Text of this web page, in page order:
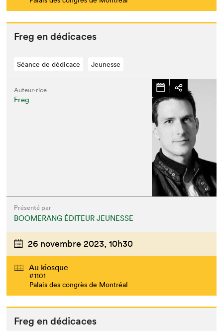
Freg en dédicaces
Séance de dédicace Jeunesse
Auteur·rice
Freg
Présenté par
BOOMERANG ÉDITEUR JEUNESSE
26 novembre 2023, 10h30
Au kiosque
#1101
Palais des congrès de Montréal
Freg en dédicaces